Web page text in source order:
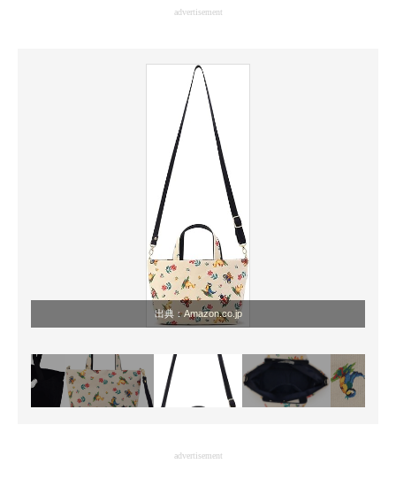
advertisement
出典：Amazon.co.jp
advertisement